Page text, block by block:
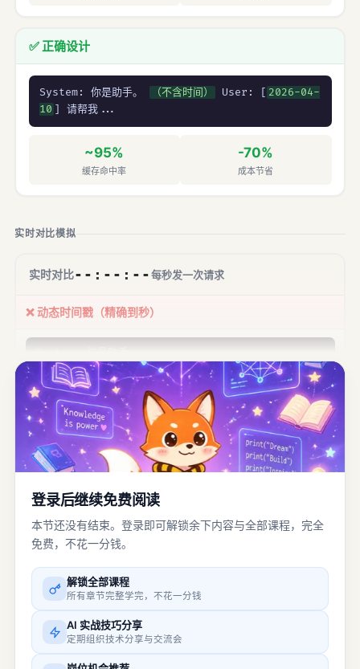
✅ 正确设计
System: 你是助手。 （不含时间） User: [ 2026-04-
10 ] 请帮我...
~95%
缓存命中率
-70%
成本节省
实时对比模拟
实时对比--:--:--每秒发一次请求
❌ 动态时间戳（精确到秒）
当前时间:--:--:--
...
⏳ 等待请求...
缓存命中率 0%
✅ 静态 System Prompt
System: 你是助手。
（不含时间）
登录后继续免费阅读
本节还没有结束。登录即可解锁余下内容与全部课程，完全
免费，不花一分钱。
解锁全部课程
所有章节完整学完，不花一分钱
AI 实战技巧分享
定期组织技术分享与交流会